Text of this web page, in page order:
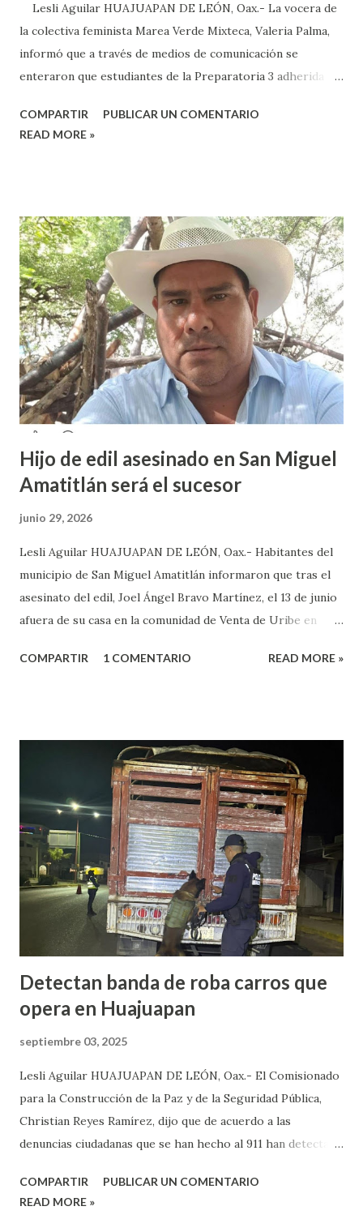
Lesli Aguilar HUAJUAPAN DE LEÓN, Oax.- La vocera de
la colectiva feminista Marea Verde Mixteca, Valeria Palma,
informó que a través de medios de comunicación se
enteraron que estudiantes de la Preparatoria 3 adherida a
colocado un tendedero de denuncias por el tema de acoso
la colectiva acudieron a la Prepa 3 a recibir las denuncias de
acosos sexual por parte de sus profesores sin que las
autoridades educativas hicieran nada. Valeria Palma informó
que durante los 5 años que llevan realizando la marcha
feminista la Escuela Preparatoria 3 es una de las escuelas
que más denuncias recibe por tema de acosos sexual, por lo
que decidieron acudir a la institución y acuerpar a las e...
COMPARTIR
PUBLICAR UN COMENTARIO
READ MORE »
Hijo de edil asesinado en San Miguel
Amatitlán será el sucesor
junio 29, 2026
Lesli Aguilar HUAJUAPAN DE LEÓN, Oax.- Habitantes del
municipio de San Miguel Amatitlán informaron que tras el
asesinato del edil, Joel Ángel Bravo Martínez, el 13 de junio
afuera de su casa en la comunidad de Venta de Uribe en
el que tome protesta para poder concluir el gobierno
día, quien sacó un arma de fuego y disparo contra él, por lo
que las lesiones provocadas por este ataque armado
originaron que el edil perdiera la vida en el lugar. Además,
el presidente municipal el 6 de mayo venía viajando sobre la
carretera Huajuapan-Puebla a la altura del municipio de
Petlalcingo , Puebla, cuando sujetos fuertemente armados
lo bajaron de sus camioneta y los secuestraron con fines de
extorsión, donde le pedían una can...
COMPARTIR 1 COMENTARIO READ MORE »
Detectan banda de roba carros que
opera en Huajuapan
septiembre 03, 2025
Lesli Aguilar HUAJUAPAN DE LEÓN, Oax.- El Comisionado
para la Construcción de la Paz y de la Seguridad Pública,
Christian Reyes Ramírez, dijo que de acuerdo a las
denuncias ciudadanas que se han hecho al 911 han detectado
dedican a robar carros y motocicletas, los cuales, operan en
COMPARTIR
PUBLICAR UN COMENTARIO
READ MORE »